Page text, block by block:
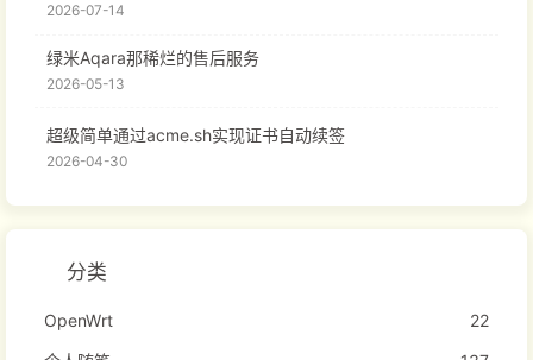
2026-07-14
绿米Aqara那稀烂的售后服务
2026-05-13
超级简单通过acme.sh实现证书自动续签
2026-04-30
分类
OpenWrt
22